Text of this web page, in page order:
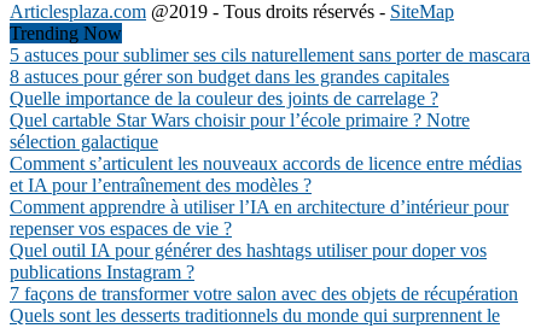
Articlesplaza.com @2019 - Tous droits réservés - SiteMap
Trending Now
5 astuces pour sublimer ses cils naturellement sans porter de mascara
8 astuces pour gérer son budget dans les grandes capitales
Quelle importance de la couleur des joints de carrelage ?
Quel cartable Star Wars choisir pour l’école primaire ? Notre
sélection galactique
Comment s’articulent les nouveaux accords de licence entre médias
et IA pour l’entraînement des modèles ?
Comment apprendre à utiliser l’IA en architecture d’intérieur pour
repenser vos espaces de vie ?
Quel outil IA pour générer des hashtags utiliser pour doper vos
publications Instagram ?
7 façons de transformer votre salon avec des objets de récupération
Quels sont les desserts traditionnels du monde qui surprennent le